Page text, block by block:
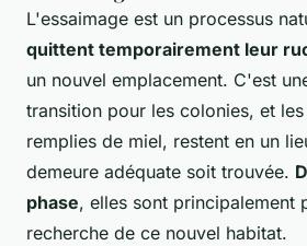
L'essaimage est un processus
quittent temporairement leur
un nouvel emplacement. C'est
transition pour les colonies, et
remplies de miel, restent en un
demeure adéquate soit trouvée.
phase, elles sont principalement
recherche de ce nouvel habitat.